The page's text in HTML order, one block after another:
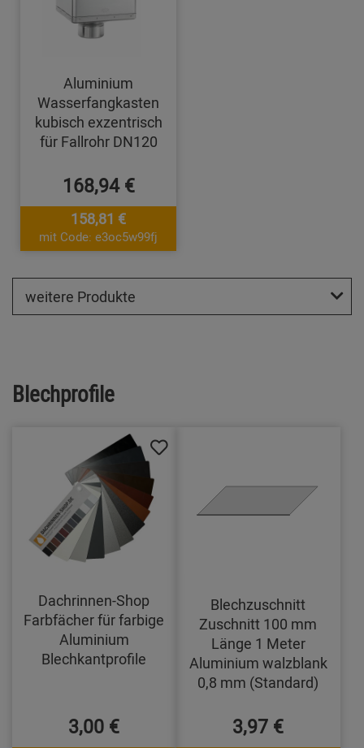
Aluminium
Wasserfangkasten
kubisch exzentrisch
für Fallrohr DN120
168,94 €
158,81 €
mit Code: e3oc5w99fj
weitere Produkte
Blechprofile
Dachrinnen-Shop
Farbfächer für farbige
Aluminium
Blechkantprofile
3,00 €
Blechzuschnitt
Zuschnitt 100 mm
Länge 1 Meter
Aluminium walzblank
0,8 mm (Standard)
3,97 €